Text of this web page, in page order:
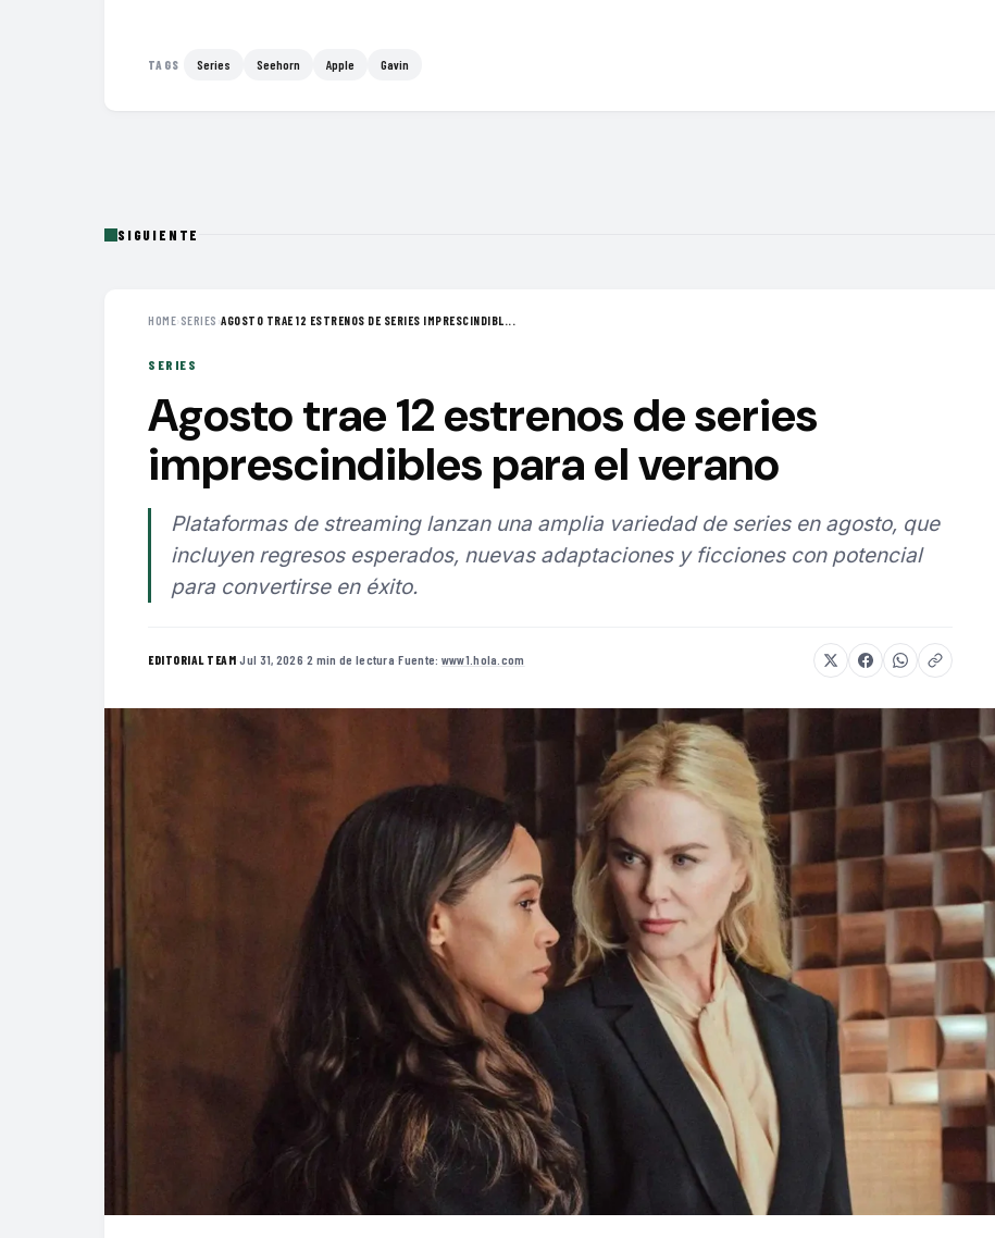
TAGS Series Seehorn Apple Gavin
SIGUIENTE
HOME› SERIES ›AGOSTO TRAE 12 ESTRENOS DE SERIES IMPRESCINDIBL...
SERIES
Agosto trae 12 estrenos de series
imprescindibles para el verano
Plataformas de streaming lanzan una amplia variedad de series en agosto, que
incluyen regresos esperados, nuevas adaptaciones y ficciones con potencial
para convertirse en éxito.
EDITORIAL TEAM·Jul 31, 2026·2 min de lectura·Fuente: www1.hola.com